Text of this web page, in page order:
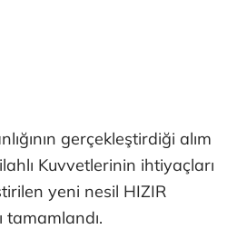
gerçekleştirdiği alım
Kuvvetlerinin ihtiyaçları
yeni nesil HIZIR
tamamlandı.